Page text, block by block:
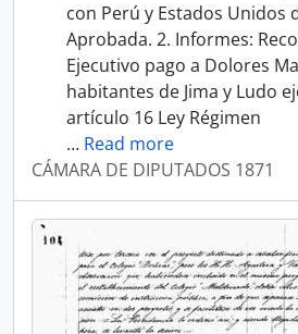
con Perú y Estados Unidos
Aprobada. 2. Informes:
Ejecutivo pago a Dolores
habitantes de Jima y Ludo
artículo 16 Ley Régimen
… Read more
CÁMARA DE DIPUTADOS 1871